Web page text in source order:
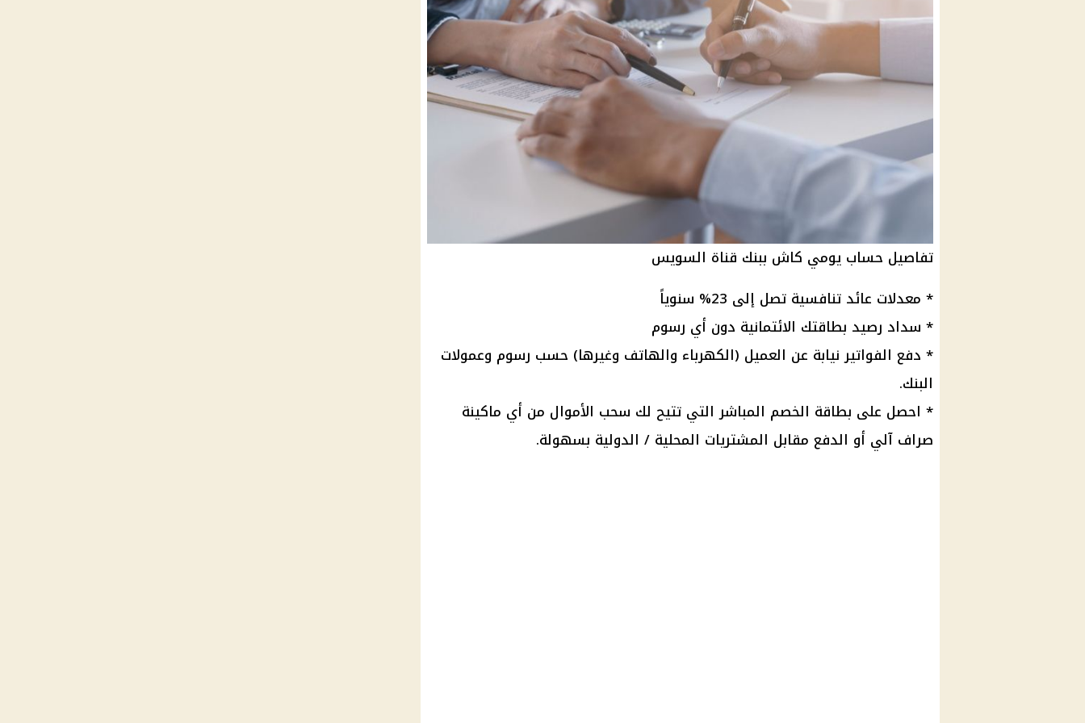
تفاصيل حساب يومي كاش ببنك قناة السويس
* معدلات عائد تنافسية تصل إلى 23% سنوياً
* سداد رصيد بطاقتك الائتمانية دون أي رسوم
* دفع الفواتيرنيابة عن العميل (الكهرباء والهاتف وغيرها) حسب رسوم وعمولات
البنك.
* احصل على بطاقة الخصم المباشر التي تتيح لك سحب الأموال من أي ماكينة
صراف آلي أو الدفع مقابل المشتريات المحلية / الدولية بسهولة.